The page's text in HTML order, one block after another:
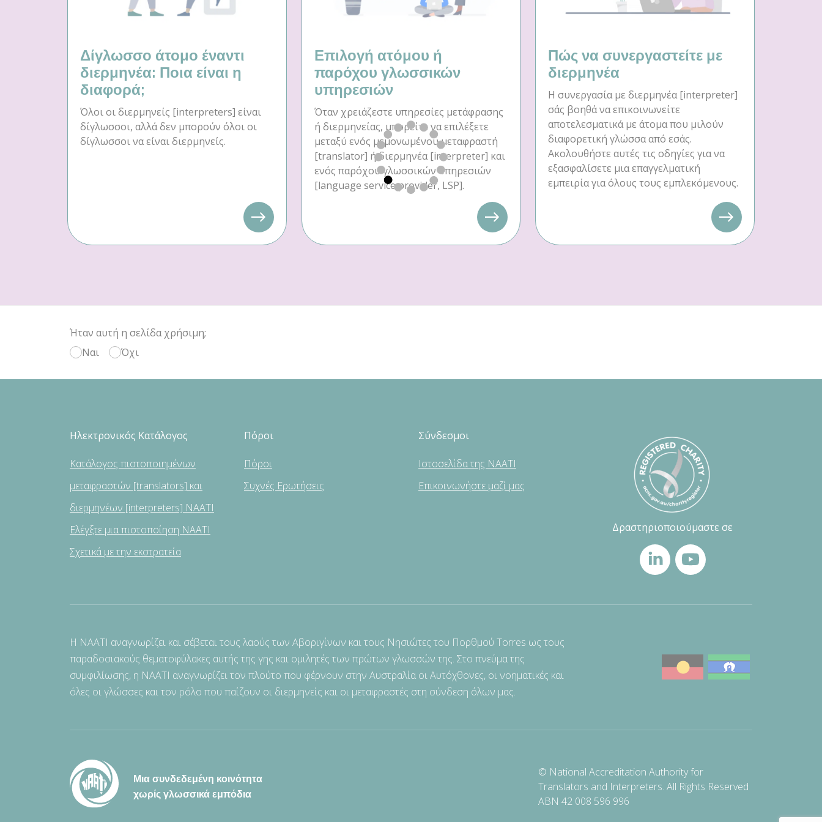
Δίγλωσσο άτομο έναντι
διερμηνέα: Ποια είναι η
διαφορά;
Όλοι οι διερμηνείς [interpreters] είναι
δίγλωσσοι, αλλά δεν μπορούν όλοι οι
δίγλωσσοι να είναι διερμηνείς.
Επιλογή ατόμου ή
παρόχου γλωσσικών
υπηρεσιών
Όταν χρειάζεστε υπηρεσίες μετάφρασης
ή διερμηνείας, μπορείτε να επιλέξετε
μεταξύ ενός μεμονωμένου μεταφραστή
[translator] ή διερμηνέα [interpreter] και
ενός παρόχου γλωσσικών υπηρεσιών
[language service provider, LSP].
Πώς να συνεργαστείτε με
διερμηνέα
Η συνεργασία με διερμηνέα [interpreter]
σάς βοηθά να επικοινωνείτε
αποτελεσματικά με άτομα που μιλούν
διαφορετική γλώσσα από εσάς.
Ακολουθήστε αυτές τις οδηγίες για να
εξασφαλίσετε μια επαγγελματική
εμπειρία για όλους τους εμπλεκόμενους.
Ήταν αυτή η σελίδα χρήσιμη;
Ναι
Όχι
Ηλεκτρονικός Κατάλογος
Κατάλογος πιστοποιημένων
μεταφραστών [translators] και
διερμηνέων [interpreters] NAATI
Ελέγξτε μια πιστοποίηση NAATI
Σχετικά με την εκστρατεία
Πόροι
Πόροι
Συχνές Ερωτήσεις
Σύνδεσμοι
Ιστοσελίδα της NAATI
Επικοινωνήστε μαζί μας
Δραστηριοποιούμαστε σε
Η NAATI αναγνωρίζει και σέβεται τους λαούς των Αβοριγίνων και τους Νησιώτες του Πορθμού Torres ως τους
παραδοσιακούς θεματοφύλακες αυτής της γης και ομιλητές των πρώτων γλωσσών της. Στο πνεύμα της
συμφιλίωσης, η NAATI αναγνωρίζει τον πλούτο που φέρνουν στην Αυστραλία οι Αυτόχθονες, οι νοηματικές και
όλες οι γλώσσες και τον ρόλο που παίζουν οι διερμηνείς και οι μεταφραστές στη σύνδεση όλων μας.
Μια συνδεδεμένη κοινότητα
χωρίς γλωσσικά εμπόδια
© National Accreditation Authority for
Translators and Interpreters. All Rights Reserved
ABN 42 008 596 996